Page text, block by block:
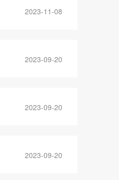
2023-11-08
2023-09-20
2023-09-20
2023-09-20